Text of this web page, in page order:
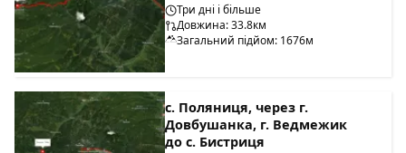
Три дні і більше
Довжина: 33.8км
Загальний підйом: 1676м
с. Поляниця, через г.
Довбушанка, г. Ведмежик
до с. Бистриця